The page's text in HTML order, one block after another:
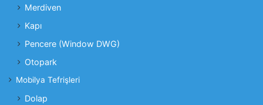
Merdiven
Kapı
Pencere (Window DWG)
Otopark
Mobilya Tefrişleri
Dolap